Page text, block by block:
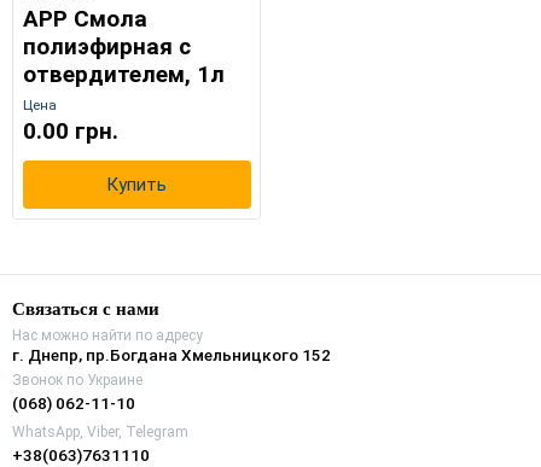
APP Смола
полиэфирная с
отвердителем, 1л
Цена
0.00 грн.
Купить
Связаться с нами
Нас можно найти по адресу
г. Днепр, пр.Богдана Хмельницкого 152
Звонок по Украине
(068) 062-11-10
WhatsApp, Viber, Telegram
+38(063)7631110